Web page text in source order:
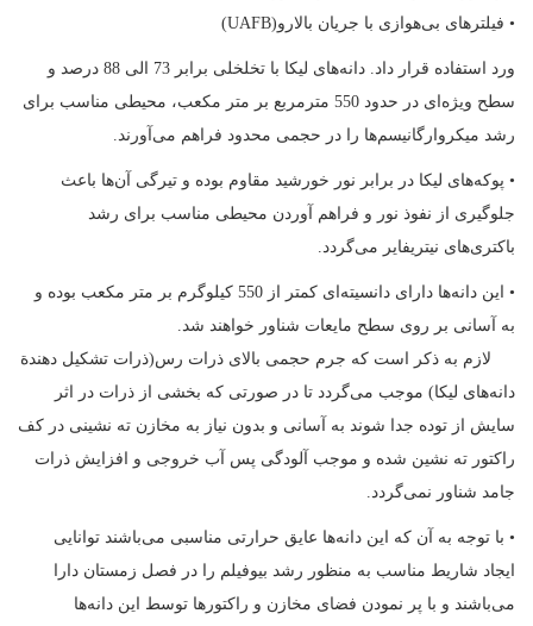
• فیلترهای بی‌هوازی با جریان بالارو(UAFB)
ورد استفاده قرار داد. دانه‌های لیکا با تخلخلی برابر 73 الی 88 درصد و
سطح ویژه‌ای در حدود 550 مترمربع بر متر مکعب، محیطی مناسب برای
رشد میکروارگانیسم‌ها را در حجمی محدود فراهم می‌آورند.
• پوکه‌های لیکا در برابر نور خورشید مقاوم بوده و تیرگی آن‌ها باعث
جلوگیری از نفوذ نور و فراهم آوردن محیطی مناسب برای رشد
باکتری‌های نیتریفایر می‌گردد.
• این دانه‌ها دارای دانسیته‌ای کمتر از 550 کیلوگرم بر متر مکعب بوده و
به آسانی بر روی سطح مایعات شناور خواهند شد.
لازم به ذکر است که جرم حجمی بالای ذرات رس(ذرات تشکیل دهندة
دانه‌های لیکا) موجب می‌گردد تا در صورتی که بخشی از ذرات در اثر
سایش از توده جدا شوند به آسانی و بدون نیاز به مخازن ته نشینی در کف
راکتور ته نشین شده و موجب آلودگی پس آب خروجی و افزایش ذرات
جامد شناور نمی‌گردد.
• با توجه به آن که این دانه‌ها عایق حرارتی مناسبی می‌باشند توانایی
ایجاد شاریط مناسب به منظور رشد بیوفیلم را در فصل زمستان دارا
می‌باشند و با پر نمودن فضای مخازن و راکتورها توسط این دانه‌ها